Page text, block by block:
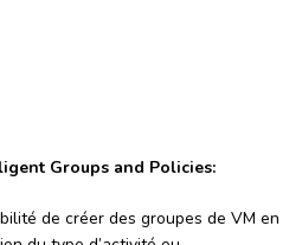
Groups and Policies:
de créer des groupes de VM en